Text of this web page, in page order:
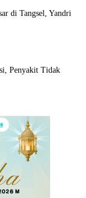
di Tangsel, Yandri
Penyakit Tidak